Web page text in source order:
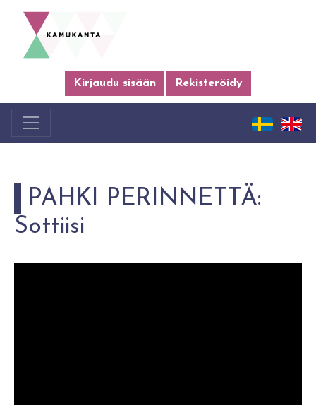
Kirjaudu sisään Rekisteröidy
PAHKI PERINNETTÄ:
Sottiisi